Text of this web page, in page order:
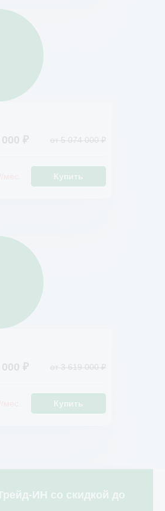
₽ от 5 074 000 ₽
Купить
₽ от 3 619 000 ₽
Купить
ИН со скидкой до